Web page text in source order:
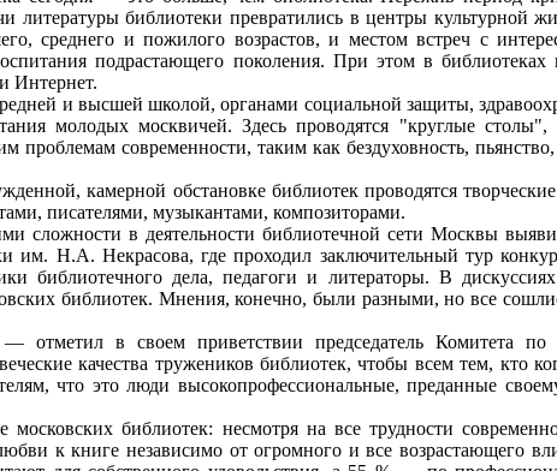
литературы библиотеки превратились в центры
среднего и пожилого возрастов, и местом встреч с
подрастающего поколения. При этом в
Интернет.
и высшей школой, органами социальной защиты,
молодых москвичей. Здесь проводятся "круглые
проблемам современности, таким как бездуховность,
камерной обстановке библиотек проводятся
писателями, музыкантами, композиторами.
в деятельности библиотечной сети Москвы
им. Н.А. Некрасова, где проходил заключительный тур
библиотечного дела, педагоги и литераторы. В
библиотек. Мнения, конечно, были разными, но все
в своем приветствии председатель Комитета
качества тружеников библиотек, чтобы всем тем, кто
что это люди высокопрофессиональные, преданные
библиотек: несмотря на все трудности
к книге независимо от огромного и все возрастающего